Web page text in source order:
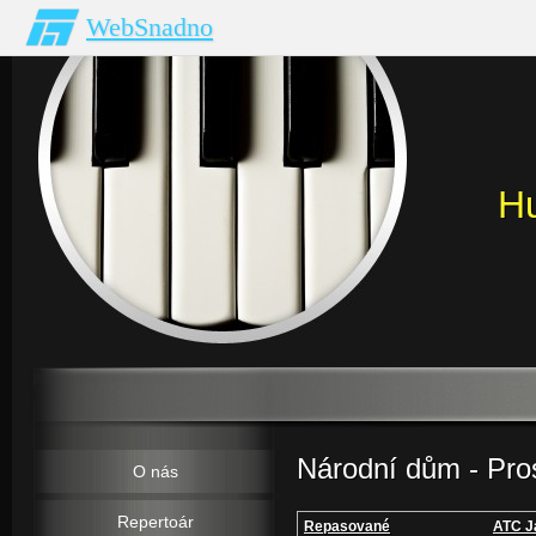
WebSnadno
Národní dům -
Repasované
ATC
O nás
Repertoár